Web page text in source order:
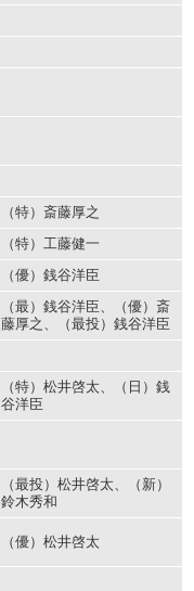
（特）斎藤厚之
（特）工藤健一
（優）銭谷洋臣
（最）銭谷洋臣、（優）斎
藤厚之、（最投）銭谷洋臣
（特）松井啓太、（日）銭
谷洋臣
（最投）松井啓太、（新）
鈴木秀和
（優）松井啓太